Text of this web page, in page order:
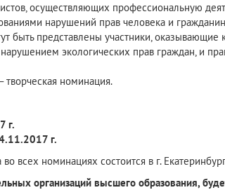
осуществляющих профессиональную
нарушений прав человека и
быть представлены участники,
экологических прав граждан, и
номинация.
г.
г.
номинациях состоится в г.
организаций высшего образования,